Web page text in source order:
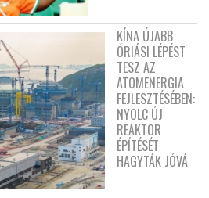
KÍNA ÚJABB
ÓRIÁSI LÉPÉST
TESZ AZ
ATOMENERGIA
FEJLESZTÉSÉBEN:
NYOLC ÚJ
REAKTOR
ÉPÍTÉSÉT
HAGYTÁK JÓVÁ